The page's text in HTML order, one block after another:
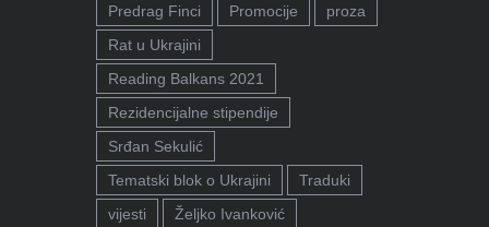
Predrag Finci
Promocije
proza
Rat u Ukrajini
Reading Balkans 2021
Rezidencijalne stipendije
Srđan Sekulić
Tematski blok o Ukrajini
Traduki
vijesti
Željko Ivanković